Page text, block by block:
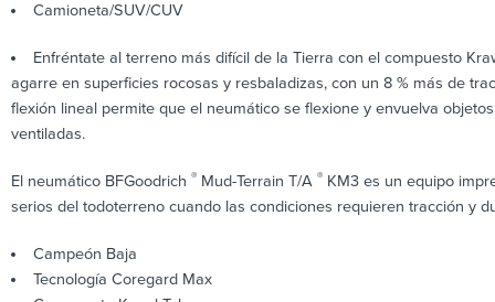
Camioneta/SUV/CUV
Enfréntate al terreno más difícil de la Tierra con el compuesto
agarre en superficies rocosas y resbaladizas, con un 8 % más de
flexión lineal permite que el neumático se flexione y envuelva
ventiladas.
El neumático BFGoodrich ® Mud-Terrain T/A ® KM3 es un equipo
serios del todoterreno cuando las condiciones requieren tracción y
Campeón Baja
Tecnología Coregard Max